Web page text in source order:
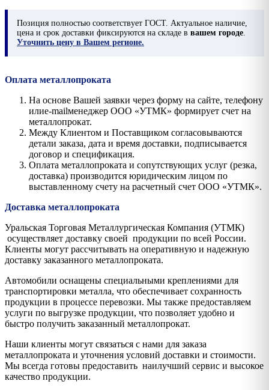
Позиция полностью соответствует ГОСТ. Актуальное наличие,
цена и срок доставки фиксируются на складе в вашем городе
Уточнить цену в Вашем регионе.
Оплата металлопроката
На основе Вашей заявки через форму на сайте, телефону
илиe-mailменеджер ООО «УТМК» формирует счет на
металлопрокат.
Между Клиентом и Поставщиком согласовываются
детали заказа, дата и время доставки, подписывается
договор и спецификация.
Оплата металлопроката и сопутствующих услуг (резка,
доставка) производится юридическим лицом по
выставленному счету на расчетный счет ООО «УТМК».
Доставка металлопроката
Уральская Торговая Металлургическая Компания (УТМК)
осуществляет доставку своей продукции по всей России.
Клиенты могут рассчитывать на оперативную и надежную
доставку заказанного металлопроката.
Автомобили оснащены специальными креплениями для
транспортировки металла, что обеспечивает сохранность
продукции в процессе перевозки. Мы также предоставляем
услуги по выгрузке продукции, что позволяет удобно и
быстро получить заказанный металлопрокат.
Наши клиенты могут связаться с нами для заказа
металлопроката и уточнения условий доставки и стоимости.
Мы всегда готовы предоставить наилучший сервис и высокое
качество продукции.